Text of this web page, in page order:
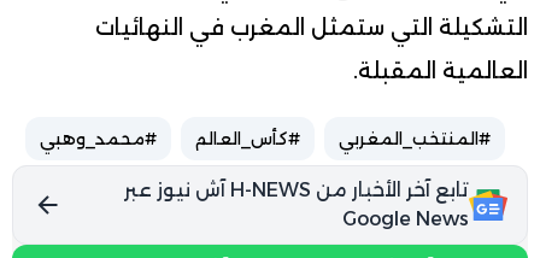
التشكيلة التي ستمثل المغرب في النهائيات
العالمية المقبلة.
#المنتخب_المغربي #كأس_العالم #محمد_وهبي
تابع آخر الأخبار من H-NEWS آش نيوز عبر
Google News